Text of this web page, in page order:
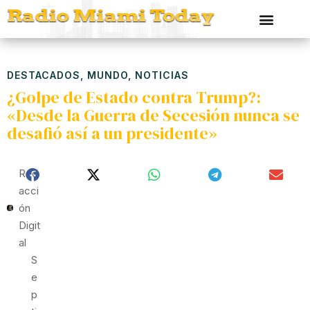
DESTACADOS MUNDO NOTICIAS
¿Golpe de Estado contra Trump?:
«Desde la Guerra de Secesión nunca se
desafió así a un presidente»
Red
Acci
Ón
Digit
Al
S
E
P